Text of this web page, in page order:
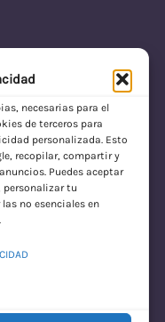
necesarias para el
de terceros para
personalizada. Esto
recopilar, compartir y
Puedes aceptar
personalizar tu
no esenciales en
con Envío